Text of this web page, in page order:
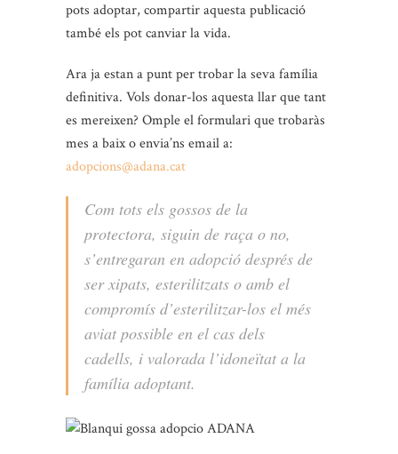
pots adoptar, compartir aquesta publicació
també els pot canviar la vida.
Ara ja estan a punt per trobar la seva família
definitiva. Vols donar-los aquesta llar que tant
es mereixen? Omple el formulari que trobaràs
mes a baix o envia’ns email a:
adopcions@adana.cat
Com tots els gossos de la
protectora, siguin de raça o no,
s’entregaran en adopció després de
ser xipats, esterilitzats o amb el
compromís d’esterilitzar-los el més
aviat possible en el cas dels
cadells, i valorada l’idoneïtat a la
família adoptant.